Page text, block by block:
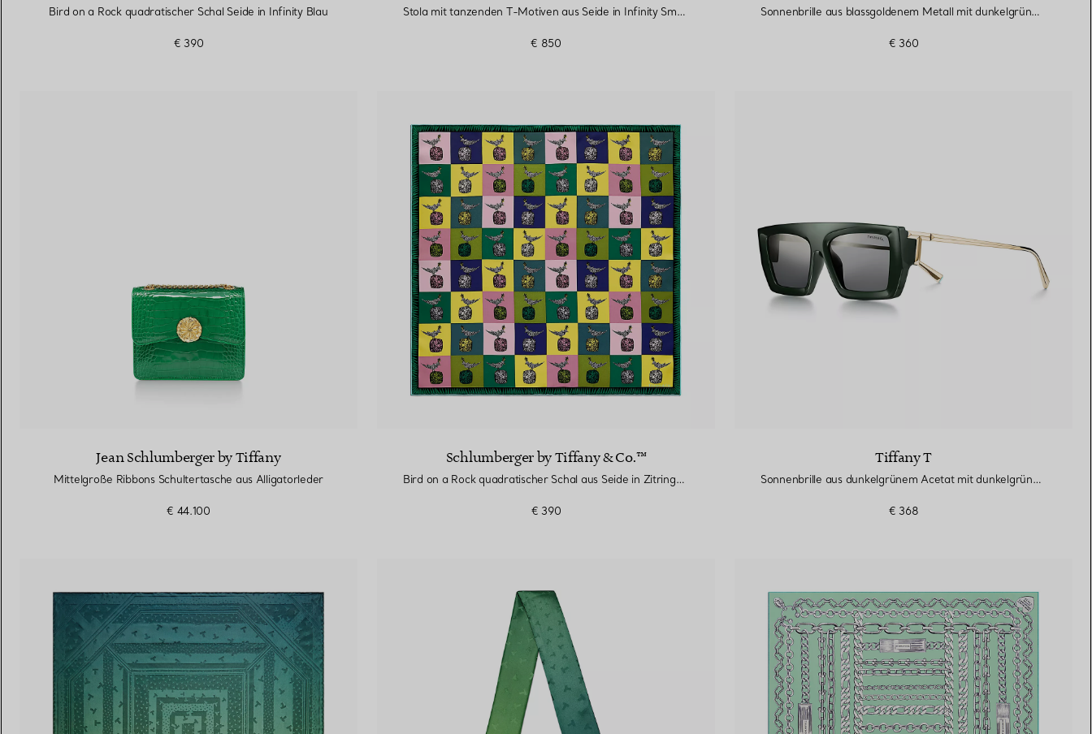
Bird on a Rock quadratischer Schal Seide in Infinity Blau
€ 390
Stola mit tanzenden T-Motiven aus Seide in Infinity Smaragd
€ 850
Sonnenbrille aus blassgoldenem Metall mit dunkelgrünen Gläsern
€ 360
Jean Schlumberger by Tiffany
Mittelgroße Ribbons Schultertasche aus Alligatorleder
€ 44.100
Schlumberger by Tiffany & Co.™
Bird on a Rock quadratischer Schal aus Seide in Zitringelb
€ 390
Tiffany T
Sonnenbrille aus dunkelgrünem Acetat mit dunkelgrünen Gläsern
€ 368